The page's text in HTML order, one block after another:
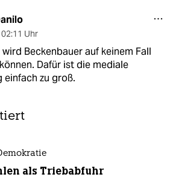
02:11 Uhr
Beckenbauer auf keinem Fall
Dafür ist die mediale
einfach zu groß.
als Triebabfuhr